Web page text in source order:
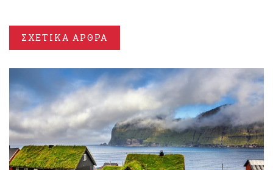
ΣΧΕΤΙΚΑ ΑΡΘΡΑ